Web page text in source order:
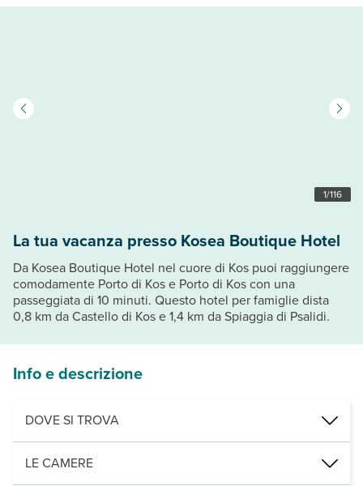
1/116
La tua vacanza presso Kosea Boutique Hotel
Da Kosea Boutique Hotel nel cuore di Kos puoi raggiungere
comodamente Porto di Kos e Porto di Kos con una
passeggiata di 10 minuti. Questo hotel per famiglie dista
0,8 km da Castello di Kos e 1,4 km da Spiaggia di Psalidi.
Info e descrizione
DOVE SI TROVA
Nelle vicinanze di: Museo Archeologico di Kos
LE CAMERE